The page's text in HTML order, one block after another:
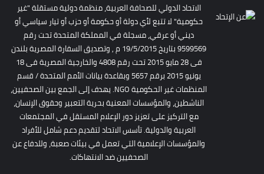
الاتحاد الدولي للصحافة العربية، منظمة دولية مستقلة "غير
حكومية" لا تتبع لأي دولة أو حكومة أو حزب أو تيار سياسي أو
ديني أو عرقي، مسجلة في المملكة المتحدة تحت رقم
9599569 بتاريخ 19/5/2015 م , وتصديق السفارة المصرية بلندن
فى 28 مايو 2015 تحت رقم 4808 والخارجية المصرية فى 18
يونيو 2015 برقم 5657 وبقاعدة بيانات الأمم المتحدة / قسم
المنظمات غير الحكومية NGO. يهدف إلى الجمع بين الصحفيين،
الناشطين، والمؤسسات المعنية بحرية التعبير وحقوق الإنسان،
مع التركيز على تعزيز دور الإعلام المستقل في المجتمعات
العربية والدولية. تأسس الاتحاد لتقديم دعم شامل للأفراد
والمؤسسات الإعلامية التي تعمل في بيئات صعبة، وللدفاع عن
الصحفيين ضد الانتهاكات.